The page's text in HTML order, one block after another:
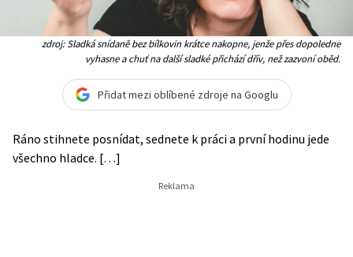
zdroj: Sladká snídaně bez bílkovin krátce nakopne, jenže přes dopoledne
vyhasne a chuť na další sladké přichází dřív, než zazvoní oběd.
Přidat mezi oblíbené zdroje na Googlu
Ráno stihnete posnídat, sednete k práci a první hodinu jede
všechno hladce. […]